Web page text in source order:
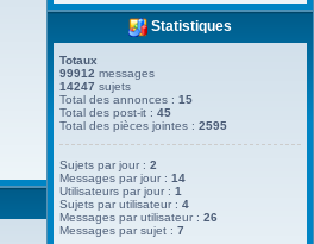
Statistiques
Totaux
99912 messages
14247 sujets
Total des annonces :15
Total des post-it :45
Total des pièces jointes :2595
Sujets par jour :2
Messages par jour :14
Utilisateurs par jour :1
Sujets par utilisateur :4
Messages par utilisateur :26
Messages par sujet :7